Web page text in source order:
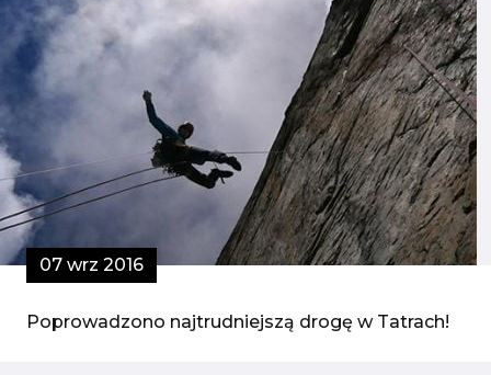
07 wrz 2016
Poprowadzono najtrudniejszą drogę w Tatrach!